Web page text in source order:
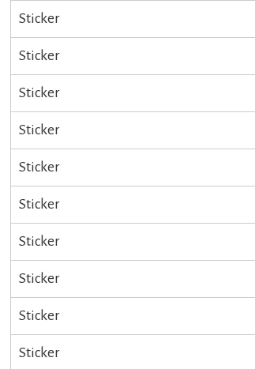
Sticker
Sticker
Sticker
Sticker
Sticker
Sticker
Sticker
Sticker
Sticker
Sticker